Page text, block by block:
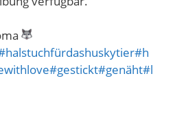
#h
#gestickt#genäht#l